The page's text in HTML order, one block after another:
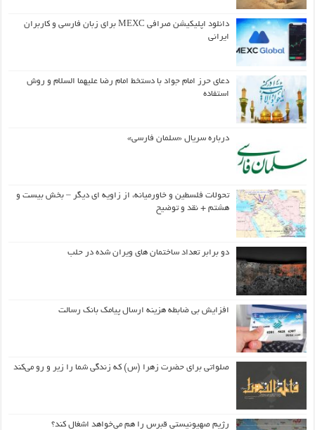
دانلود اپلیکیشن صرافی MEXC برای زبان فارسی و کاربران
ایرانی
دعای حرز امام جواد با دستخط امام رضا علیهما السلام و روش
استفاده
درباره سریال «سلمان فارسی»
تحولات فلسطین و خاورمیانه، از زاویه ای دیگر – بخش بیست و
هشتم + نقد و توضیح
دو برابر تعداد ساختمان های ویران شده در حلب
افزایش بی ضابطه هزینه ارسال پیامک بانک رسالت
صلواتی برای حضرت زهرا (س) که زندگی شما را زیر و رو می‌کند
رژیم صهیونیستی قبرس را هم می‌خواهد اشغال کند؟